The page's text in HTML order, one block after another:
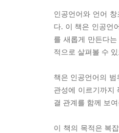
인공언어와 언어
다. 이 책은 인공언
를 새롭게 만든다
적으로 살펴볼 수
책은 인공언어의
관성에 이르기까지
결 관계를 함께 보
이 책의 목적은 복